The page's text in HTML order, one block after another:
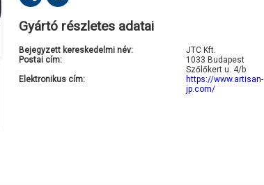
Gyártó részletes adatai
Bejegyzett kereskedelmi név:
JTC Kft.
Postai cím:
1033 Budapest
Szőlőkert u. 4/b
Elektronikus cím:
https://www.artisan-
jp.com/